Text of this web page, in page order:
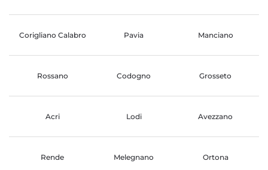
Corigliano Calabro Pavia Manciano
Rossano Codogno Grosseto
Acri Lodi Avezzano
Rende Melegnano Ortona